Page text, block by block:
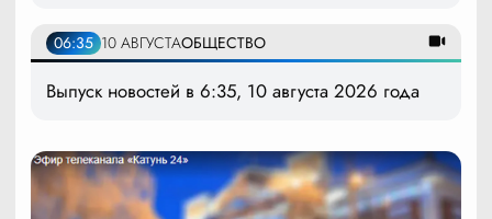
06:35 10 АВГУСТАОБЩЕСТВО
Выпуск новостей в 6:35, 10 августа 2026 года